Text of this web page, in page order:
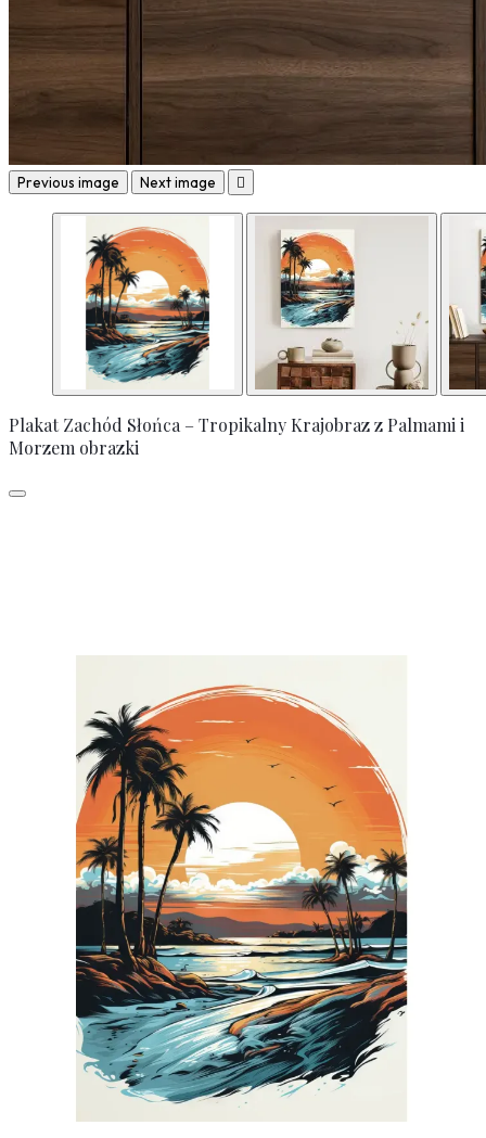
Previous image Next image 
Plakat Zachód Słońca – Tropikalny Krajobraz z Palmami i
Morzem obrazki